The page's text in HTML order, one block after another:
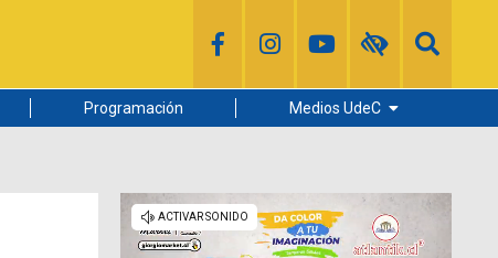
Programación Medios UdeC
Radio UdeC
Noticias UdeC